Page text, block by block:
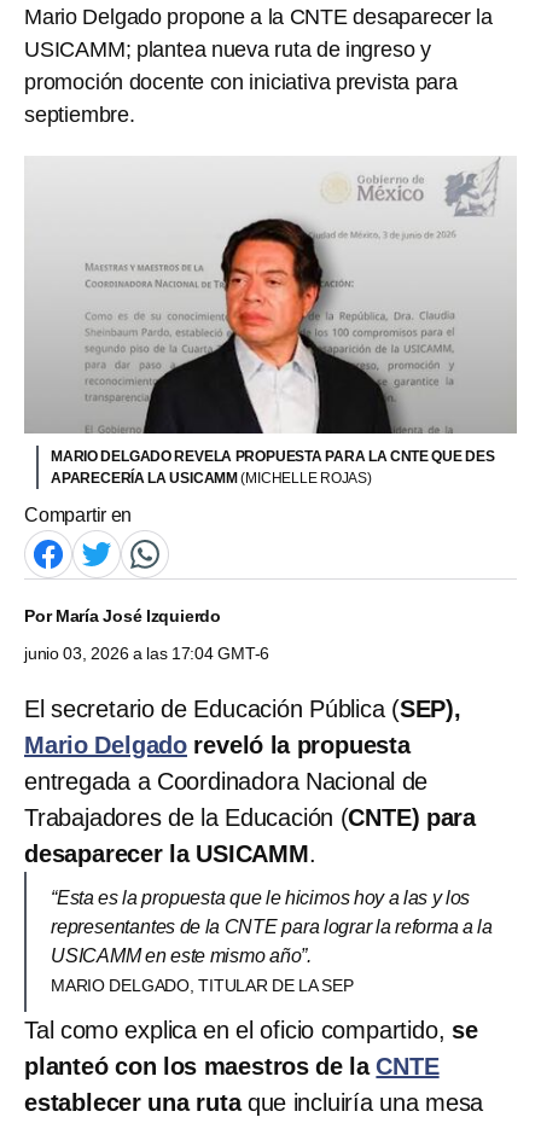
Mario Delgado propone a la CNTE desaparecer la
USICAMM; plantea nueva ruta de ingreso y
promoción docente con iniciativa prevista para
septiembre.
MARIO DELGADO REVELA PROPUESTA PARA LA CNTE QUE DES
APARECERÍA LA USICAMM(MICHELLE ROJAS)
Compartir en
PorMaría José Izquierdo
junio 03, 2026 a las 17:04 GMT-6
El secretario de Educación Pública (SEP),
Mario Delgado reveló la propuesta
entregada a Coordinadora Nacional de
Trabajadores de la Educación (CNTE) para
desaparecer la USICAMM.
“Esta es la propuesta que le hicimos hoy a las y los
representantes de la CNTE para lograr la reforma a la
USICAMM en este mismo año”.
MARIO DELGADO, TITULAR DE LA SEP
Tal como explica en el oficio compartido, se
planteó con los maestros de laCNTE
establecer una rutaque incluiría una mesa